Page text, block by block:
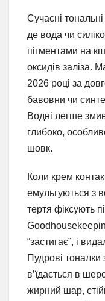
Сучасні
де вода чи
пігментами на
оксидів заліза.
2026 році за
бавовни чи
Водні легше
глибоко,
шовк.
Коли крем
емульгуються з
тертя фіксують
“застигає”, і
Пудрові
в’їдається в
жирний шар,